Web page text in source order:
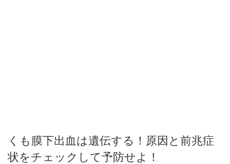
くも膜下出血は遺伝する！原因と前兆症
状をチェックして予防せよ！